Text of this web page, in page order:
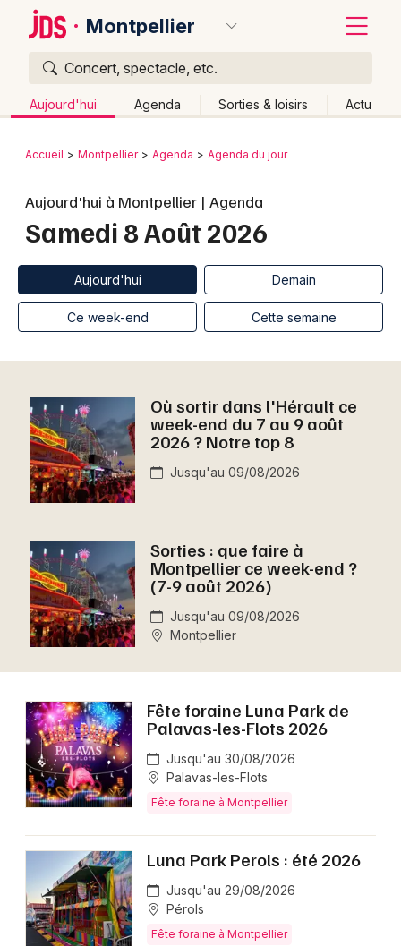
Montpellier
Concert, spectacle, etc.
Aujourd'hui Agenda Sorties & loisirs Actu
Publier un événement
Grands événements
Activité & Expérience
Foires & salons
Spectacles
Concerts
Soirées
Sorties famille
Expos
Aujourd'hui dans l' Hérault
Aujourd'hui en Languedoc-Roussillon
Newsletter des sorties
Colmar
Lille
Lyon
Marseille
Montpellier
Nantes
Nice
Strasbourg
Toulouse
Toutes les villes
Retour
Accueil Montpellier Agenda Agenda du jour
Aujourd'hui à Montpellier | Agenda
Samedi 8 Août 2026
Aujourd'hui Demain
Ce week-end Cette semaine
Où sortir dans l'Hérault ce
week-end du 7 au 9 août
2026 ? Notre top 8
Jusqu'au 09/08/2026
Sorties : que faire à
Montpellier ce week-end ?
(7-9 août 2026)
Jusqu'au 09/08/2026
Montpellier
Fête foraine Luna Park de
Palavas-les-Flots 2026
Jusqu'au 30/08/2026
Palavas-les-Flots
Fête foraine à Montpellier
Luna Park Perols : été 2026
Jusqu'au 29/08/2026
Pérols
Fête foraine à Montpellier
Quoi ?
Où ?
Languedoc-Roussillon
Partout
Près de moi
Changer de lieu
Aujourd'hui
Demain Ce week-end Autre